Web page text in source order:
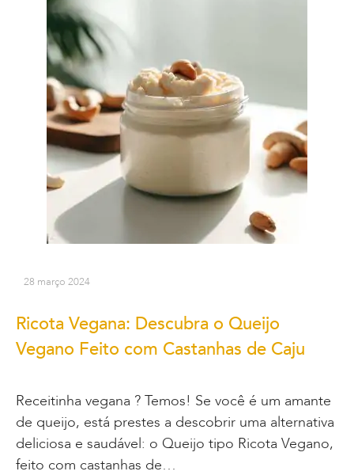
28 março 2024
Ricota Vegana: Descubra o Queijo
Vegano Feito com Castanhas de Caju
Receitinha vegana ? Temos! Se você é um amante
de queijo, está prestes a descobrir uma alternativa
deliciosa e saudável: o Queijo tipo Ricota Vegano,
feito com castanhas de…